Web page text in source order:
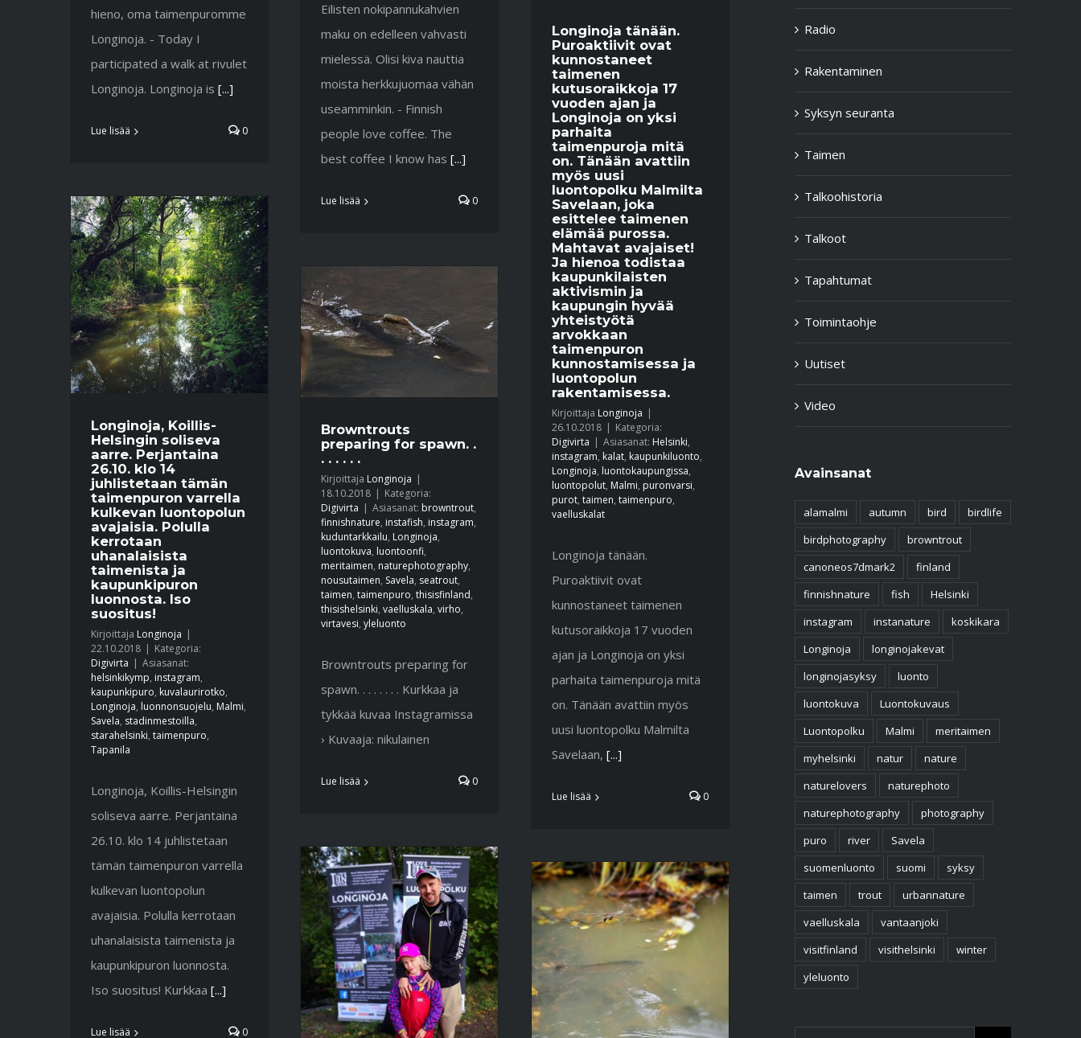
Eilisten nokipannukahvien
maku on edelleen vahvasti
mielessä. Olisi kiva nauttia
moista herkkujuomaa vähän
useamminkin. - Finnish
people love coffee. The
best coffee I know has [...]
Lue lisää 0
hieno, oma taimenpuromme
Longinoja. - Today I
participated a walk at rivulet
Longinoja. Longinoja is [...]
Lue lisää 0
Longinoja tänään.
Puroaktiivit ovat
kunnostaneet
taimenen
kutusoraikkoja 17
vuoden ajan ja
Longinoja on yksi
parhaita
taimenpuroja mitä
on. Tänään avattiin
myös uusi
luontopolku Malmilta
Savelaan, joka
esittelee taimenen
elämää purossa.
Mahtavat avajaiset!
Ja hienoa todistaa
kaupunkilaisten
aktivismin ja
kaupungin hyvää
yhteistyötä
arvokkaan
taimenpuron
kunnostamisessa ja
luontopolun
rakentamisessa.
Kirjoittaja Longinoja |
26.10.2018 | Kategoria:
Digivirta | Asiasanat: Helsinki,
instagram, kalat, kaupunkiluonto,
Longinoja, luontokaupungissa,
luontopolut, Malmi, puronvarsi,
purot, taimen, taimenpuro,
vaelluskalat
Longinoja tänään.
Puroaktiivit ovat
kunnostaneet taimenen
kutusoraikkoja 17 vuoden
ajan ja Longinoja on yksi
parhaita taimenpuroja mitä
on. Tänään avattiin myös
uusi luontopolku Malmilta
Savelaan, [...]
Lue lisää 0
Longinoja, Koillis-
Helsingin soliseva
aarre. Perjantaina
26.10. klo 14
juhlistetaan tämän
taimenpuron varrella
kulkevan luontopolun
avajaisia. Polulla
kerrotaan
uhanalaisista
taimenista ja
kaupunkipuron
luonnosta. Iso
suositus!
Kirjoittaja Longinoja |
22.10.2018 | Kategoria:
Digivirta | Asiasanat:
helsinkikymp, instagram,
kaupunkipuro, kuvalaurirotko,
Longinoja, luonnonsuojelu, Malmi,
Savela, stadinmestoilla,
starahelsinki, taimenpuro,
Tapanila
Longinoja, Koillis-Helsingin
soliseva aarre. Perjantaina
26.10. klo 14 juhlistetaan
tämän taimenpuron varrella
kulkevan luontopolun
avajaisia. Polulla kerrotaan
uhanalaisista taimenista ja
kaupunkipuron luonnosta.
Iso suositus! Kurkkaa [...]
Lue lisää 0
Browntrouts
preparing for spawn. .
. . . . . .
Kirjoittaja Longinoja |
18.10.2018 | Kategoria:
Digivirta | Asiasanat: browntrout,
finnishnature, instafish, instagram,
kuduntarkkailu, Longinoja,
luontokuva, luontoonfi,
meritaimen, naturephotography,
nousutaimen, Savela, seatrout,
taimen, taimenpuro, thisisfinland,
thisishelsinki, vaelluskala, virho,
virtavesi, yleluonto
Browntrouts preparing for
spawn. . . . . . . . Kurkkaa ja
tykkää kuvaa Instagramissa
› Kuvaaja: nikulainen
Lue lisää 0
Radio
Rakentaminen
Syksyn seuranta
Taimen
Talkoohistoria
Talkoot
Tapahtumat
Toimintaohje
Uutiset
Video
Avainsanat
alamalmi autumn bird
birdlife
birdphotography
browntrout
canoneos7dmark2
finland
finnishnature
fish
Helsinki
instagram
instanature
koskikara
Longinoja
longinojakevat
longinojasyksy
luonto
luontokuva
Luontokuvaus
Luontopolku
Malmi
meritaimen
myhelsinki
natur
nature
naturelovers
naturephoto
naturephotography
photography
puro
river
Savela
suomenluonto
suomi
syksy
taimen
trout
urbannature
vaelluskala
vantaanjoki
visitfinland
visithelsinki
winter
yleluonto